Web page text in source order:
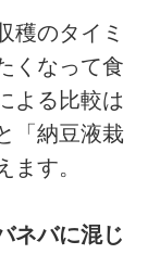
穫のタイミ
くなって食
よる比較は
「納豆液栽
す。
ネバに混じ